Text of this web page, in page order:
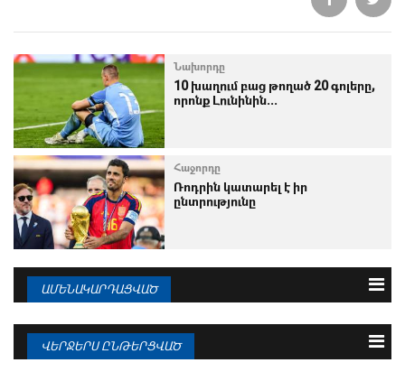
Նախորդը
10 խաղում բաց թողած 20 գոլերը,
որոնք Լունինին...
Հաջորդը
Ռոդրին կատարել է իր
ընտրությունը
ԱՄԵՆԱԿԱՐԴԱՑՎԱԾ
07.08.2026
ՎԵՐՋԵՐՍ ԸՆԹԵՐՑՎԱԾ